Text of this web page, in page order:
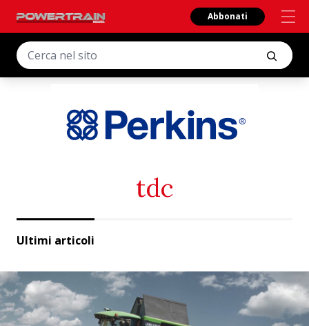
Abbonati
tdc
Ultimi articoli